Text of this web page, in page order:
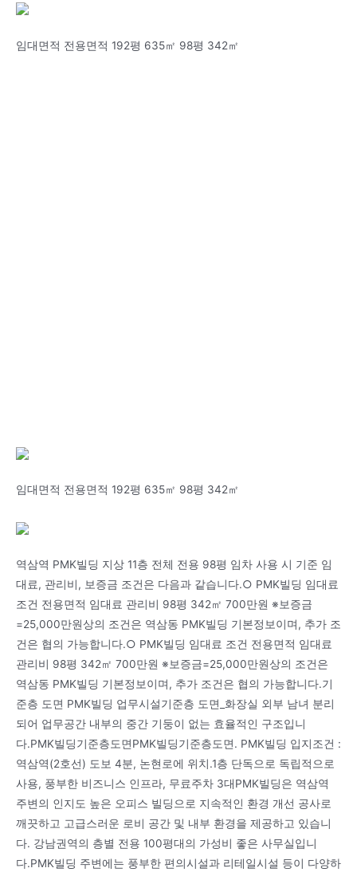
임대면적 전용면적 192평 635㎡ 98평 342㎡
임대면적 전용면적 192평 635㎡ 98평 342㎡
역삼역 PMK빌딩 지상 11층 전체 전용 98평 임차 사용 시 기준 임
대료, 관리비, 보증금 조건은 다음과 같습니다.○ PMK빌딩 임대료
조건 전용면적 임대료 관리비 98평 342㎡ 700만원 ※보증금
=25,000만원상의 조건은 역삼동 PMK빌딩 기본정보이며, 추가 조
건은 협의 가능합니다.○ PMK빌딩 임대료 조건 전용면적 임대료
관리비 98평 342㎡ 700만원 ※보증금=25,000만원상의 조건은
역삼동 PMK빌딩 기본정보이며, 추가 조건은 협의 가능합니다.기
준층 도면 PMK빌딩 업무시설기준층 도면_화장실 외부 남녀 분리
되어 업무공간 내부의 중간 기둥이 없는 효율적인 구조입니
다.PMK빌딩기준층도면PMK빌딩기준층도면. PMK빌딩 입지조건 :
역삼역(2호선) 도보 4분, 논현로에 위치.1층 단독으로 독립적으로
사용, 풍부한 비즈니스 인프라, 무료주차 3대PMK빌딩은 역삼역
주변의 인지도 높은 오피스 빌딩으로 지속적인 환경 개선 공사로
깨끗하고 고급스러운 로비 공간 및 내부 환경을 제공하고 있습니
다. 강남권역의 층별 전용 100평대의 가성비 좋은 사무실입니
다.PMK빌딩 주변에는 풍부한 편의시설과 리테일시설 등이 다양하